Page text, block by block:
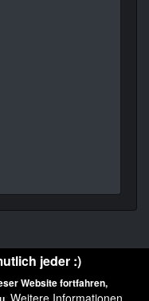
jeder :)
Website fortfahren,
Weitere Informationen